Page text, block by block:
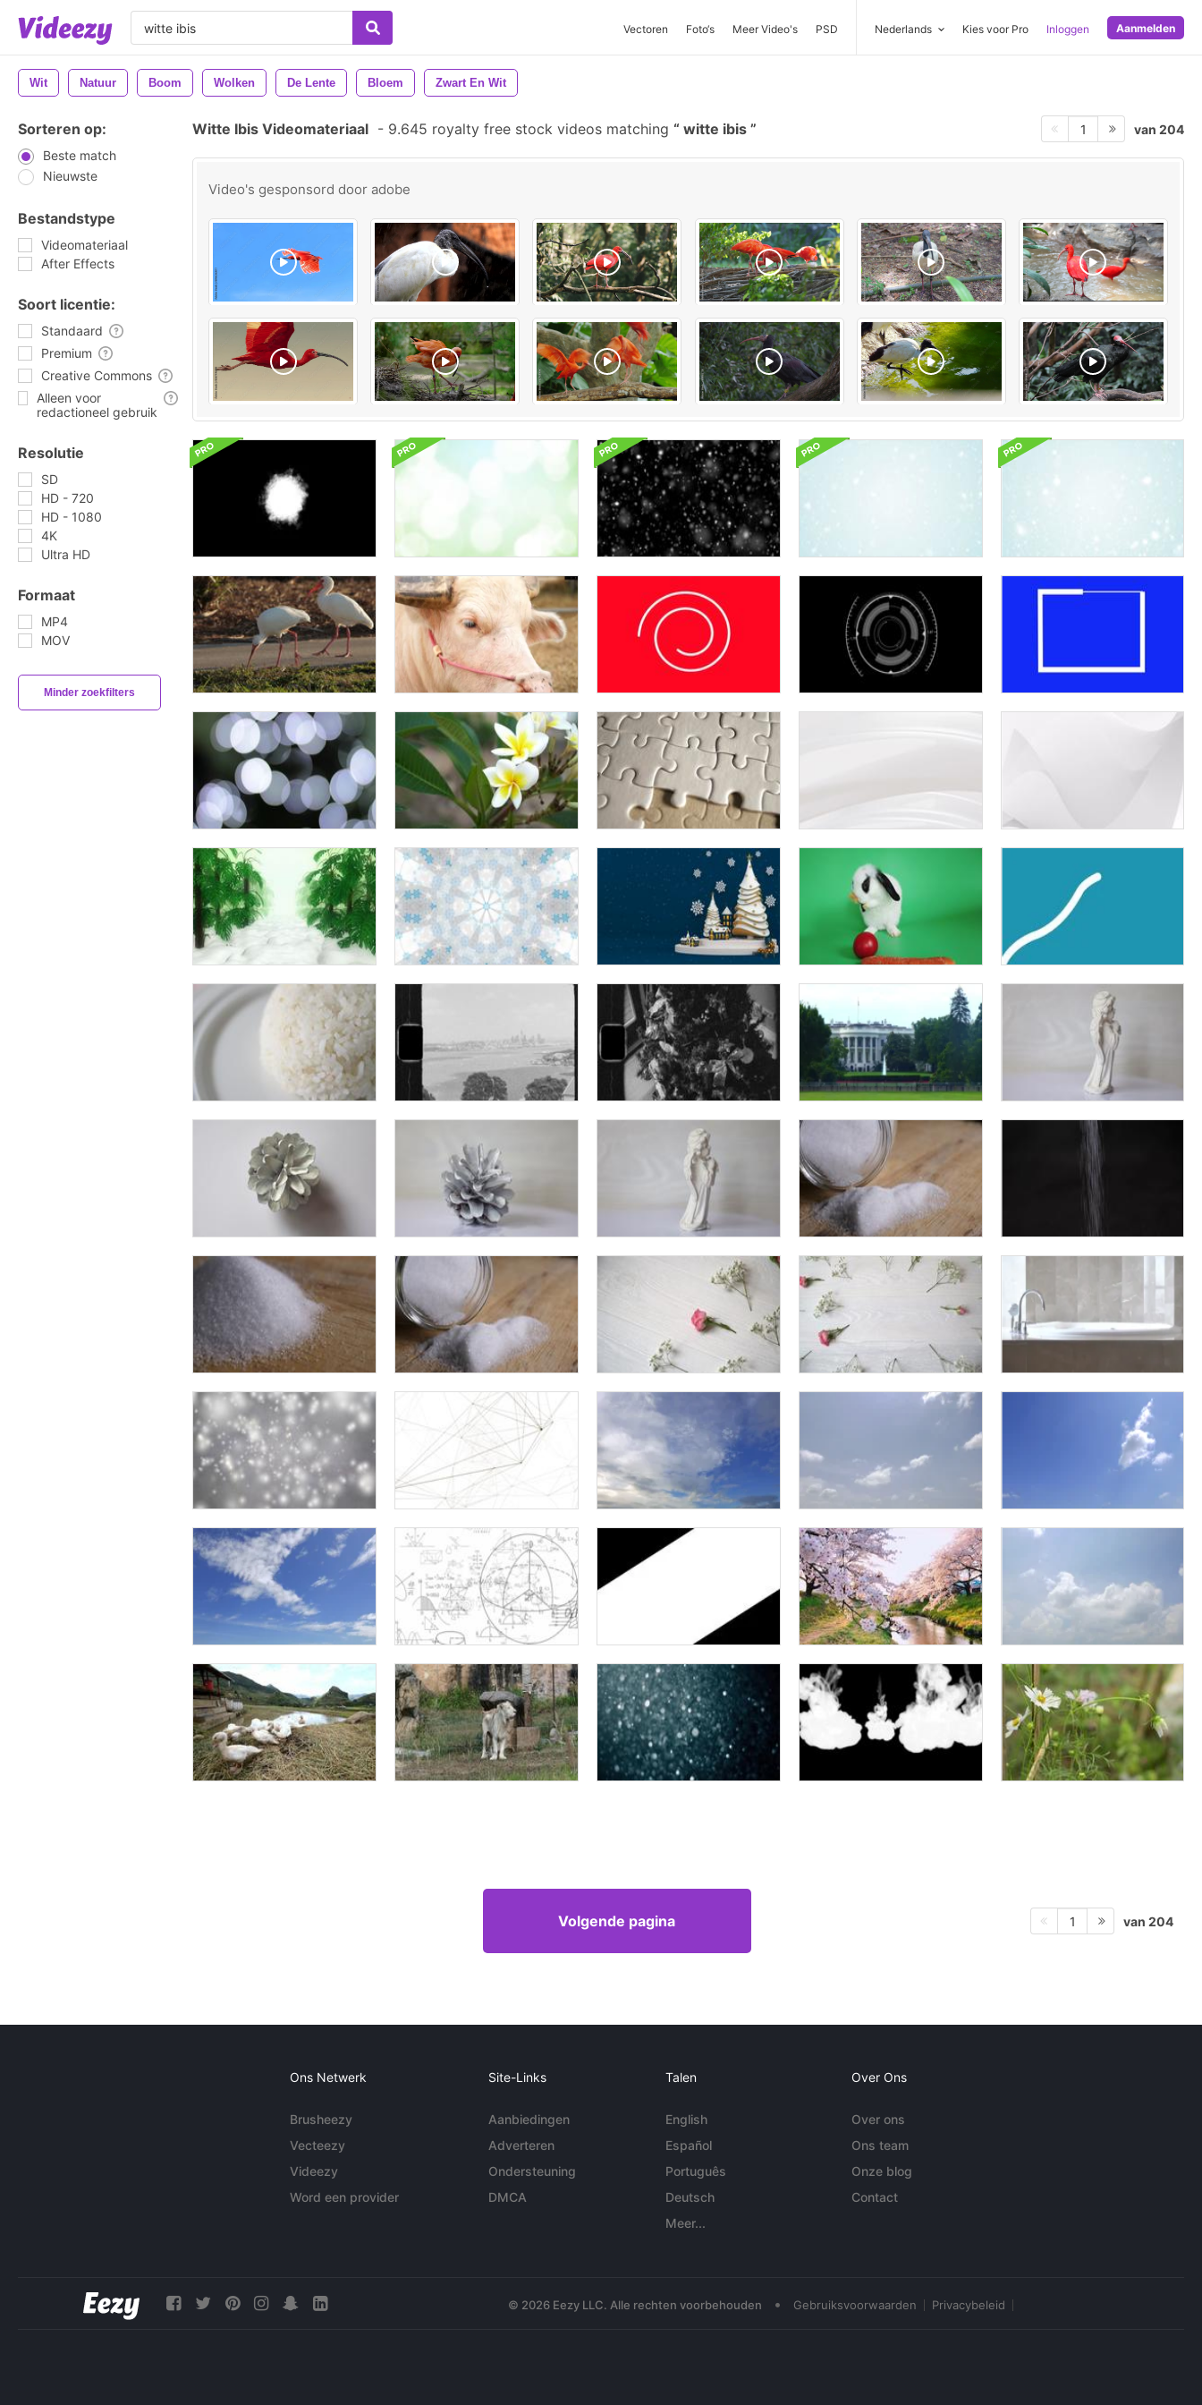
Vectoren Foto‘s Meer Video's PSD Nederlands Kies voor Pro Inloggen Aanmelden
Wit Natuur Boom Wolken De Lente Bloem Zwart En Wit
Sorteren op:
Beste match
Nieuwste
Bestandstype
Videomateriaal
After Effects
Soort licentie:
Standaard
Premium
Creative Commons
Alleen voor
redactioneel gebruik
Resolutie
SD
HD - 720
HD - 1080
4K
Ultra HD
Formaat
MP4
MOV
Minder zoekfilters
Witte Ibis Videomateriaal - 9.645 royalty free stock videos matching witte ibis 1 van 204
Video's gesponsord door adobe
Volgende pagina 1 van 204
Ons Netwerk
Brusheezy
Vecteezy
Videezy
Word een provider
Site-Links
Aanbiedingen
Adverteren
Ondersteuning
DMCA
Talen
English
Español
Português
Deutsch
Meer...
Over Ons
Over ons
Ons team
Onze blog
Contact
© 2026 Eezy LLC. Alle rechten voorbehouden • Gebruiksvoorwaarden Privacybeleid